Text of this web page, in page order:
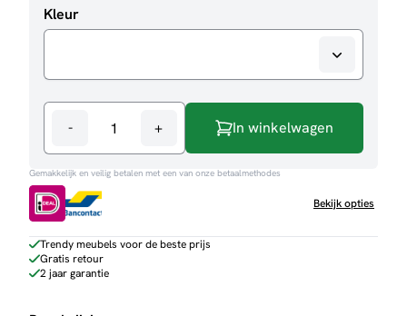
Kleur
-
Salontafelset
Timon
aantal
+ In winkelwagen
Gemakkelijk en veilig betalen met een van onze betaalmethodes
Bekijk opties
Trendy meubels voor de beste prijs
Gratis retour
2 jaar garantie